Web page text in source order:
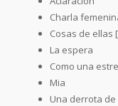
Charla
Cosas de ellas
La espera
Como una
Mia
Una derrota